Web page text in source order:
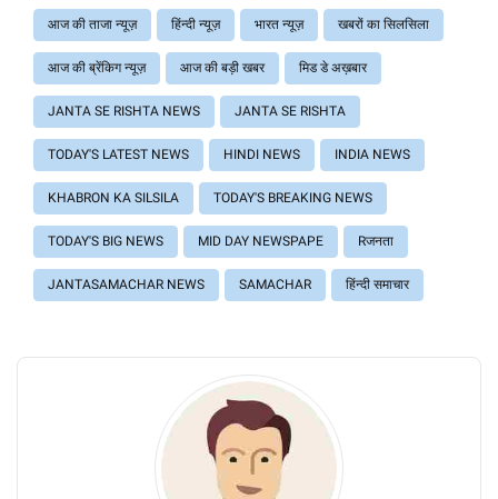
आज की ताजा न्यूज़ हिंन्दी न्यूज़ भारत न्यूज़ खबरों का सिलसिला
आज की ब्रेंकिग न्यूज़ आज की बड़ी खबर मिड डे अख़बार
JANTA SE RISHTA NEWS JANTA SE RISHTA
TODAY'S LATEST NEWS HINDI NEWS INDIA NEWS
KHABRON KA SILSILA TODAY'S BREAKING NEWS
TODAY'S BIG NEWS MID DAY NEWSPAPE Rजनता
JANTASAMACHAR NEWS SAMACHAR हिंन्दी समाचार